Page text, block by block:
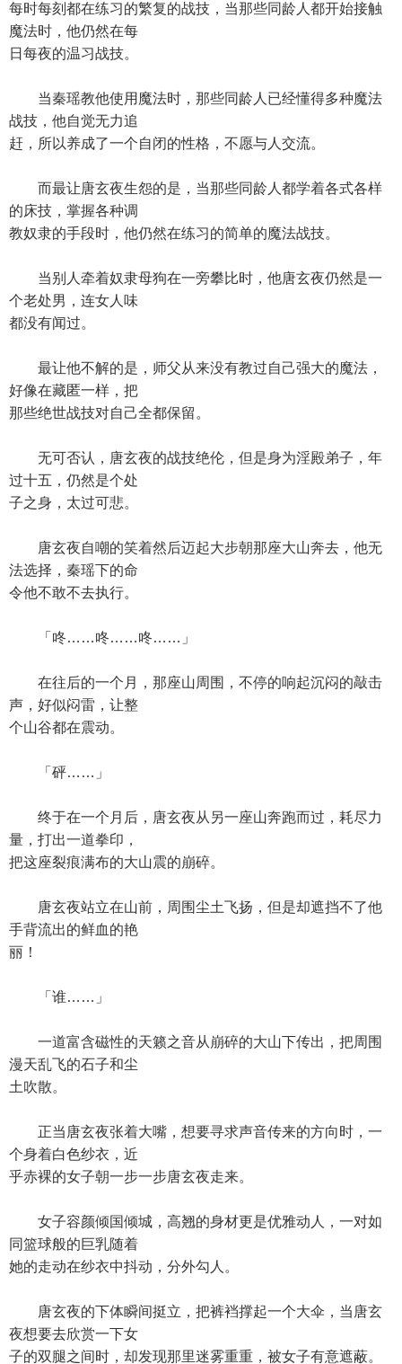
每时每刻都在练习的繁复的战技，当那些同龄人都开始接触
魔法时，他仍然在每
日每夜的温习战技。
当秦瑶教他使用魔法时，那些同龄人已经懂得多种魔法
战技，他自觉无力追
赶，所以养成了一个自闭的性格，不愿与人交流。
而最让唐玄夜生怨的是，当那些同龄人都学着各式各样
的床技，掌握各种调
教奴隶的手段时，他仍然在练习的简单的魔法战技。
当别人牵着奴隶母狗在一旁攀比时，他唐玄夜仍然是一
个老处男，连女人味
都没有闻过。
最让他不解的是，师父从来没有教过自己强大的魔法，
好像在藏匿一样，把
那些绝世战技对自己全都保留。
无可否认，唐玄夜的战技绝伦，但是身为淫殿弟子，年
过十五，仍然是个处
子之身，太过可悲。
唐玄夜自嘲的笑着然后迈起大步朝那座大山奔去，他无
法选择，秦瑶下的命
令他不敢不去执行。
「咚……咚……咚……」
在往后的一个月，那座山周围，不停的响起沉闷的敲击
声，好似闷雷，让整
个山谷都在震动。
「砰……」
终于在一个月后，唐玄夜从另一座山奔跑而过，耗尽力
量，打出一道拳印，
把这座裂痕满布的大山震的崩碎。
唐玄夜站立在山前，周围尘土飞扬，但是却遮挡不了他
手背流出的鲜血的艳
丽！
「谁……」
一道富含磁性的天籁之音从崩碎的大山下传出，把周围
漫天乱飞的石子和尘
土吹散。
正当唐玄夜张着大嘴，想要寻求声音传来的方向时，一
个身着白色纱衣，近
乎赤裸的女子朝一步一步唐玄夜走来。
女子容颜倾国倾城，高翘的身材更是优雅动人，一对如
同篮球般的巨乳随着
她的走动在纱衣中抖动，分外勾人。
唐玄夜的下体瞬间挺立，把裤裆撑起一个大伞，当唐玄
夜想要去欣赏一下女
子的双腿之间时，却发现那里迷雾重重，被女子有意遮蔽。